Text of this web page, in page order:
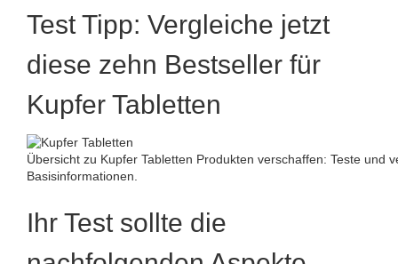
Test Tipp: Vergleiche jetzt
diese zehn Bestseller für
Kupfer Tabletten
Übersicht zu Kupfer Tabletten Produkten verschaffen: Teste und
Basisinformationen.
Ihr Test sollte die